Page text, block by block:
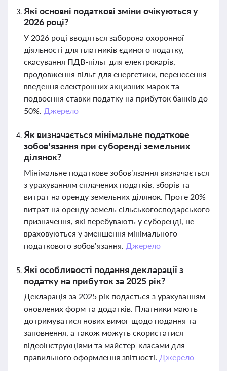
Які основні податкові зміни очікуються у
2026 році?
У 2026 році вводяться заборона охоронної
діяльності для платників єдиного податку,
скасування ПДВ-пільг для електрокарів,
продовження пільг для енергетики, перенесення
введення електронних акцизних марок та
подвоєння ставки податку на прибуток банків до
50%. Джерело
Як визначається мінімальне податкове
зобов’язання при суборенді земельних
ділянок?
Мінімальне податкове зобов’язання визначається
з урахуванням сплачених податків, зборів та
витрат на оренду земельних ділянок. Проте 20%
витрат на оренду земель сільськогосподарського
призначення, які перебувають у суборенді, не
враховуються у зменшення мінімального
податкового зобов’язання. Джерело
Які особливості подання декларації з
податку на прибуток за 2025 рік?
Декларація за 2025 рік подається з урахуванням
оновлених форм та додатків. Платники мають
дотримуватися нових вимог щодо подання та
заповнення, а також можуть скористатися
відеоінструкціями та майстер-класами для
правильного оформлення звітності. Джерело